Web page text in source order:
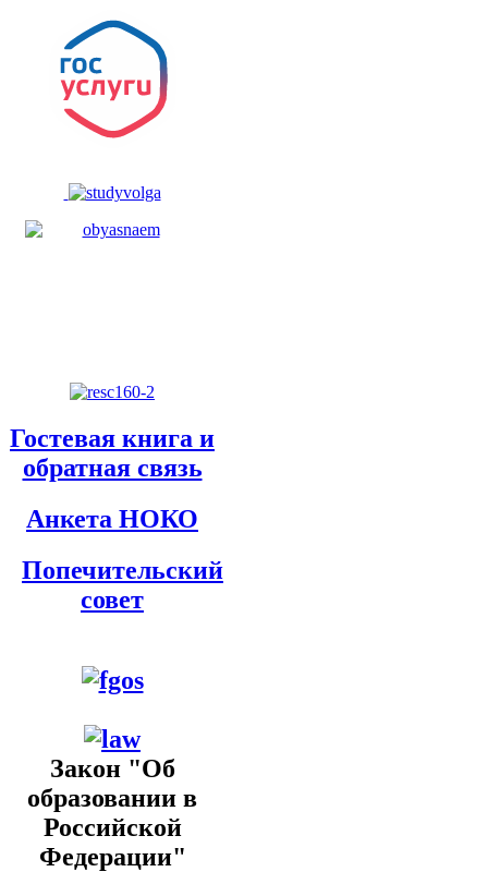
Гостевая книга и
обратная связь
Анкета НОКО
Попечительский
совет
Закон "Об
образовании в
Российской
Федерации"